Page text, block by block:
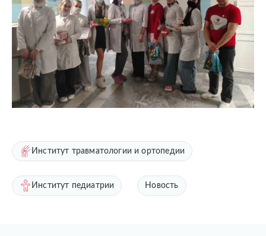
Институт травматологии и ортопедии
Институт педиатрии Новость